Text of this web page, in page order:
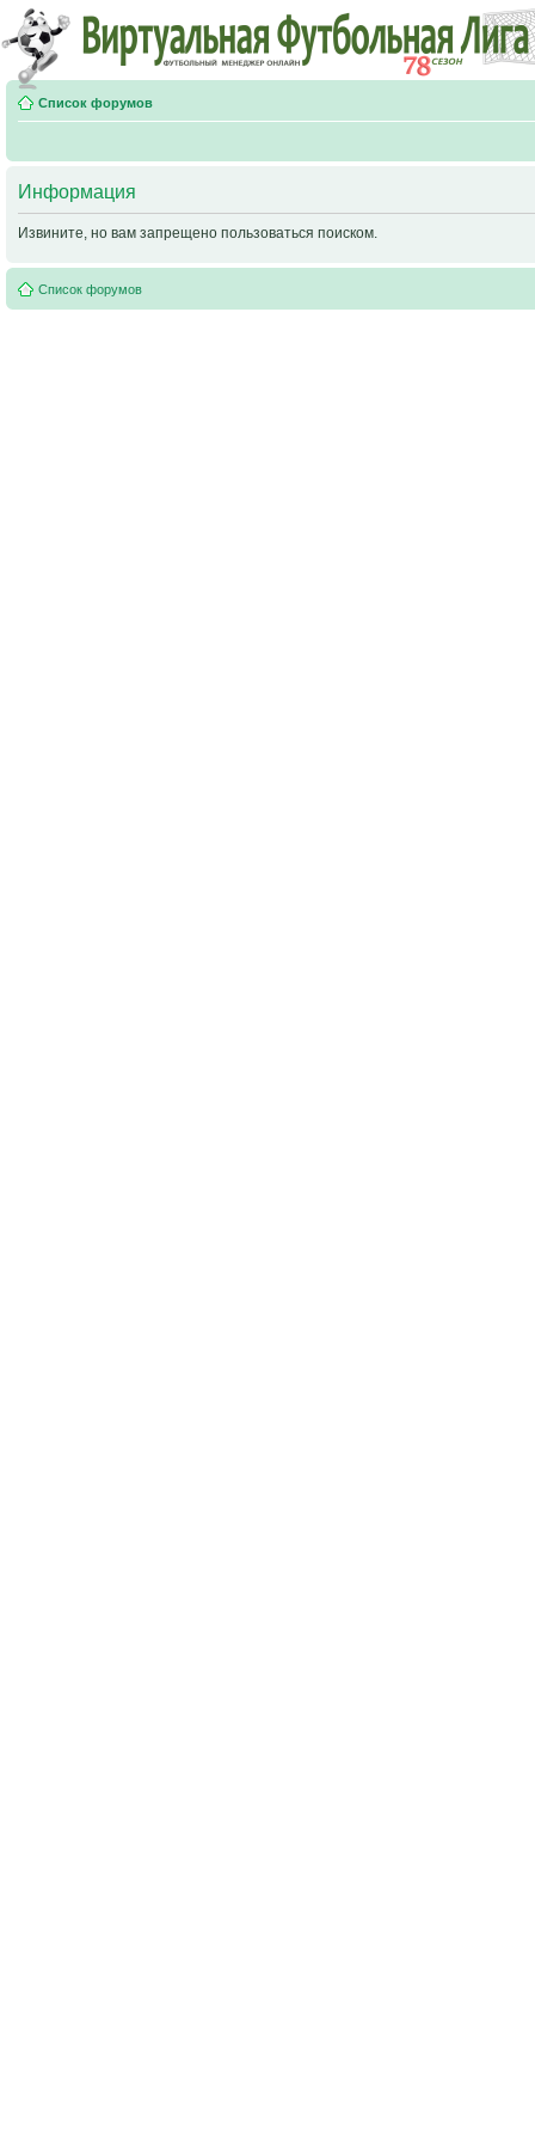
Список форумов
Информация
Извините, но вам запрещено пользоваться поиском.
Список форумов